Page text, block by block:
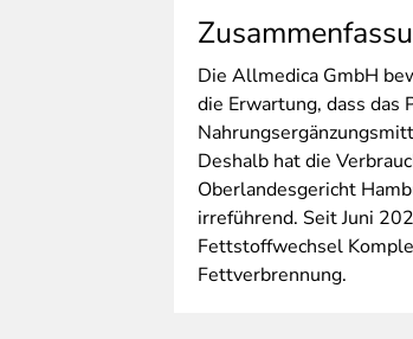
Die Allmedica GmbH
die Erwartung, dass
Deshalb hat die
Oberlandesgericht
irreführend. Seit Juni
Fettstoffwechsel
Fettverbrennung.